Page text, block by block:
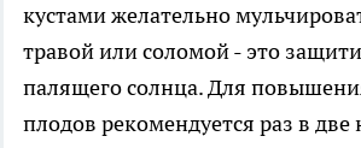
кустами желательно
травой или соломой - это
палящего солнца. Для
плодов рекомендуется раз в две